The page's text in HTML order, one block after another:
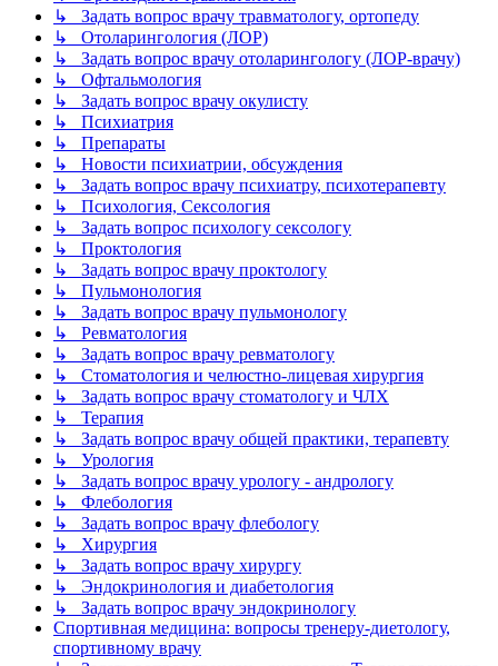
↳ Задать вопрос врачу травматологу, ортопеду
↳ Отоларингология (ЛОР)
↳ Задать вопрос врачу отоларингологу (ЛОР-врачу)
↳ Офтальмология
↳ Задать вопрос врачу окулисту
↳ Психиатрия
↳ Препараты
↳ Новости психиатрии, обсуждения
↳ Задать вопрос врачу психиатру, психотерапевту
↳ Психология, Сексология
↳ Задать вопрос психологу сексологу
↳ Проктология
↳ Задать вопрос врачу проктологу
↳ Пульмонология
↳ Задать вопрос врачу пульмонологу
↳ Ревматология
↳ Задать вопрос врачу ревматологу
↳ Стоматология и челюстно-лицевая хирургия
↳ Задать вопрос врачу стоматологу и ЧЛХ
↳ Терапия
↳ Задать вопрос врачу общей практики, терапевту
↳ Урология
↳ Задать вопрос врачу урологу - андрологу
↳ Флебология
↳ Задать вопрос врачу флебологу
↳ Хирургия
↳ Задать вопрос врачу хирургу
↳ Эндокринология и диабетология
↳ Задать вопрос врачу эндокринологу
Спортивная медицина: вопросы тренеру-диетологу,
спортивному врачу